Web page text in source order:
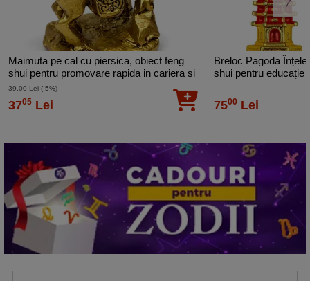
Maimuta pe cal cu piersica, obiect feng
shui pentru promovare rapida in cariera si
succes in afaceri, statueta auriu
39,00 Lei(-5%)
3705 Lei
Breloc Pagoda
shui pentru educație
7500 Lei